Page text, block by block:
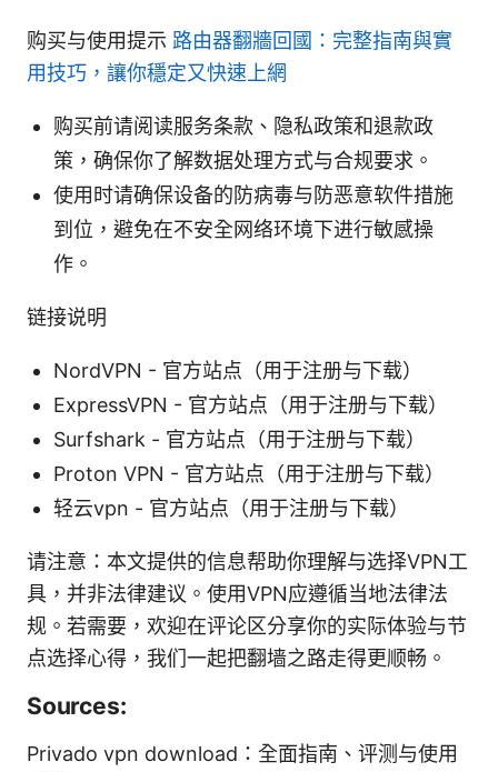
购买与使用提示 路由器翻牆回國：完整指南與實
用技巧，讓你穩定又快速上網
购买前请阅读服务条款、隐私政策和退款政
策，确保你了解数据处理方式与合规要求。
使用时请确保设备的防病毒与防恶意软件措施
到位，避免在不安全网络环境下进行敏感操
作。
链接说明
NordVPN - 官方站点（用于注册与下载）
ExpressVPN - 官方站点（用于注册与下载）
Surfshark - 官方站点（用于注册与下载）
Proton VPN - 官方站点（用于注册与下载）
轻云vpn - 官方站点（用于注册与下载）
请注意：本文提供的信息帮助你理解与选择VPN工
具，并非法律建议。使用VPN应遵循当地法律法
规。若需要，欢迎在评论区分享你的实际体验与节
点选择心得，我们一起把翻墙之路走得更顺畅。
Sources:
Privado vpn download：全面指南、评测与使用